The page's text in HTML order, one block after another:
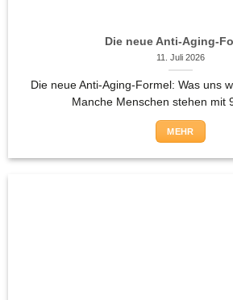
Die neue Anti-Aging-
11. Juli 2026
Die neue Anti-Aging-Formel: Was uns
Manche Menschen stehen mit
MEHR